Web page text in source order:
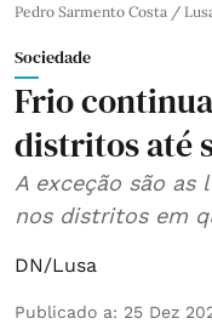
Pedro Sarmento Costa /
Sociedade
Frio
distritos até
A exceção são
nos distritos em
DN/Lusa
Publicado a: 25 Dez